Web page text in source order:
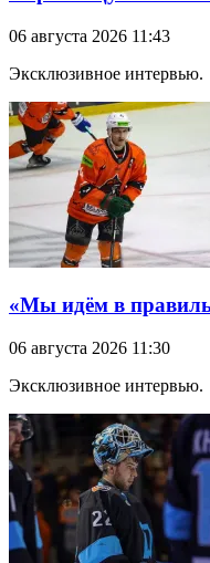
06 августа 2026 11:43
Эксклюзивное интервью.
«Мы идём в
06 августа 2026 11:30
Эксклюзивное интервью.